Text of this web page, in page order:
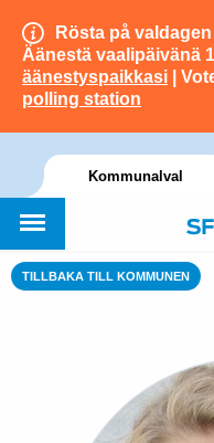
Rösta på valdagen
Äänestä vaalipäivänä
äänestyspaikkasi |
polling station
Kommunalval
TILLBAKA TILL KOMMUNEN